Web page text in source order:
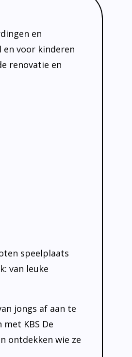
en
en voor kinderen
renovatie en
speelplaats
van leuke
jongs af aan te
KBS De
ontdekken wie ze